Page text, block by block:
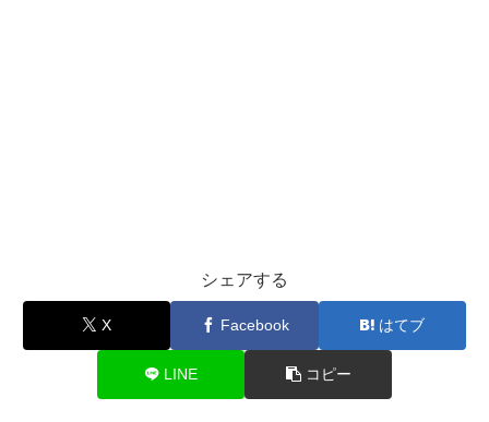
シェアする
X Facebook はてブ
LINE コピー